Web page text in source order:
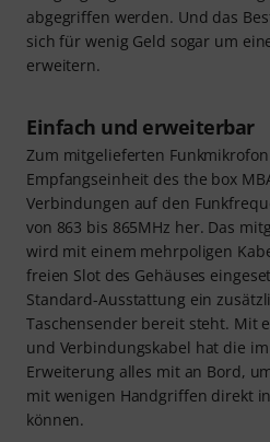
abgegriffen werden. Und das
sich für wenig Geld sogar um
erweitern.
Einfach und erweiterbar
Zum mitgelieferten
Empfangseinheit des the box
Verbindungen auf den
von 863 bis 865MHz her. Das
wird mit einem mehrpoligen
freien Slot des Gehäuses
Standard-Ausstattung ein
Taschensender bereit steht. Mit
und Verbindungskabel hat die
Erweiterung alles mit an Bord,
mit wenigen Handgriffen direkt
können.